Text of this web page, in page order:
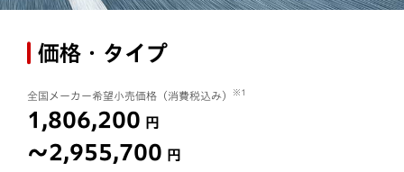
価格・タイプ
全国メーカー希望小売価格（消費税込み） ※1
1,806,200 円
〜2,955,700 円